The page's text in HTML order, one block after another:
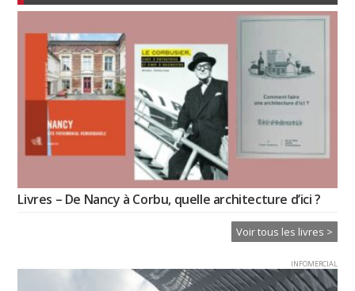
Livres – De Nancy à Corbu, quelle architecture d’ici ?
Voir tous les livres >
INFOMERCIAL